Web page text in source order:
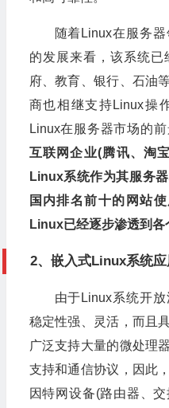
随着Linux在服务
的发展来看，该系统
府、教育、银行、石油
商也相继支持Linux操
Linux在服务器市场的前
互联网企业(腾讯、淘
Linux系统作为其服务
国内排名前十的网站
Linux已经逐步渗透到各
2、嵌入式Linux系统
由于Linux系统开放
稳定性强、灵活，而且
广泛支持大量的微处理
支持和通信协议，因此
因特网设备(路由器、